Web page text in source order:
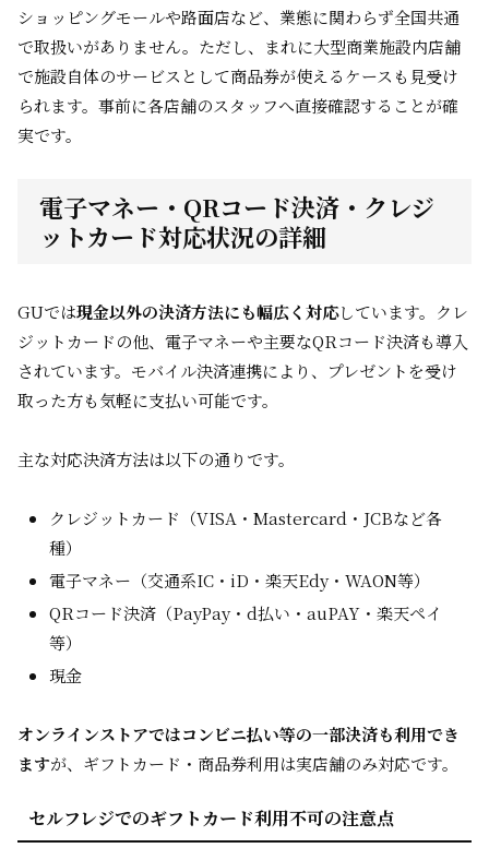
ショッピングモールや路面店など、業態に関わらず全国共通
で取扱いがありません。ただし、まれに大型商業施設内店舗
で施設自体のサービスとして商品券が使えるケースも見受け
られます。事前に各店舗のスタッフへ直接確認することが確
実です。
電子マネー・QRコード決済・クレジ
ットカード対応状況の詳細
GUでは現金以外の決済方法にも幅広く対応しています。クレ
ジットカードの他、電子マネーや主要なQRコード決済も導入
されています。モバイル決済連携により、プレゼントを受け
取った方も気軽に支払い可能です。
主な対応決済方法は以下の通りです。
クレジットカード（VISA・Mastercard・JCBなど各
種）
電子マネー（交通系IC・iD・楽天Edy・WAON等）
QRコード決済（PayPay・d払い・auPAY・楽天ペイ
等）
現金
オンラインストアではコンビニ払い等の一部決済も利用でき
ますが、ギフトカード・商品券利用は実店舗のみ対応です。
セルフレジでのギフトカード利用不可の注意点